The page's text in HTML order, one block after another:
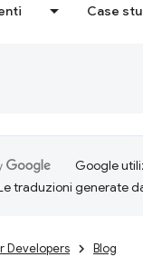
Case
Google
traduzioni generate
Developers Blog